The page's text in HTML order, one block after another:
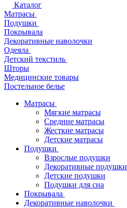
Каталог
Матрасы
Подушки
Покрывала
Декоративные наволочки
Одеяла
Детский текстиль
Шторы
Медицинские товары
Постельное белье
Матрасы
Мягкие матрасы
Средние матрасы
Жесткие матрасы
Детские матрасы
Подушки
Взрослые подушки
Декоративные подушки
Детские подушки
Подушки для сна
Покрывала
Декоративные наволочки